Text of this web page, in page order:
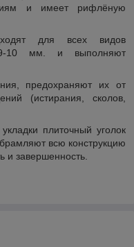
и имеет рифлёную
для всех видов
9-10 мм. и выполняют
предохраняют их от
(истирания, сколов,
плиточный уголок
всю конструкцию
и завершенность.